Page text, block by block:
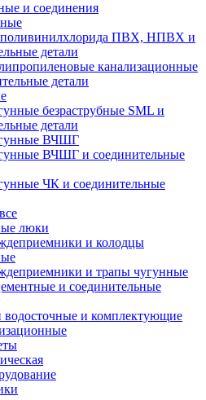
и соединения
поливинилхлорида ПВХ, НПВХ и
детали
канализационные
детали
безраструбные SML и
детали
ВЧШГ
ВЧШГ и соединительные
ЧК и соединительные
люки
и колодцы
и трапы чугунные
и соединительные
водосточные и комплектующие